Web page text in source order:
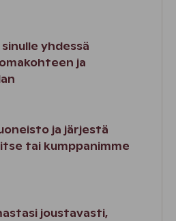
yhdessä
ja
ja järjestä
tai kumppanimme
joustavasti,